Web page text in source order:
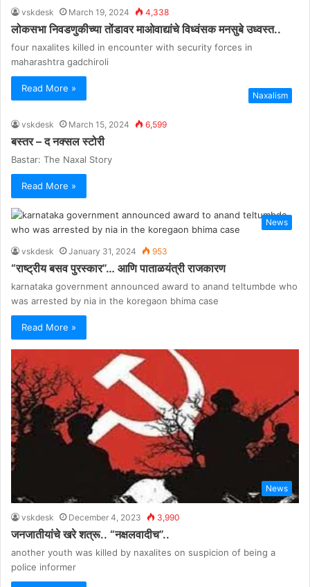
vskdesk March 19, 2024 4,338
लोकसभा निवडणुकीच्या तोंडावर माओवाद्यांचे विध्वंसक मनसुबे उध्वस्त..
four naxalites killed in encounter with security forces in
maharashtra gadchiroli
Read More »
Naxalism
vskdesk March 15, 2024 6,599
बस्तर – द नक्सल स्टोरी
Bastar: The Naxal Story
Read More »
News
vskdesk January 31, 2024 953
“राष्ट्रीय बसव पुरस्कार”… आणि पाताळयंत्री राजकारण
karnataka government announced award to anand teltumbde who
was arrested by nia in the koregaon bhima case
Read More »
News
vskdesk December 4, 2023 3,990
जनजातीयांचे खरे शत्रू.. “नक्षलवादीच”..
another youth was killed by naxalites on suspicion of being a
police informer